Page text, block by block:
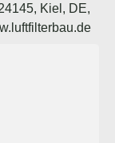
Kiel, DE,